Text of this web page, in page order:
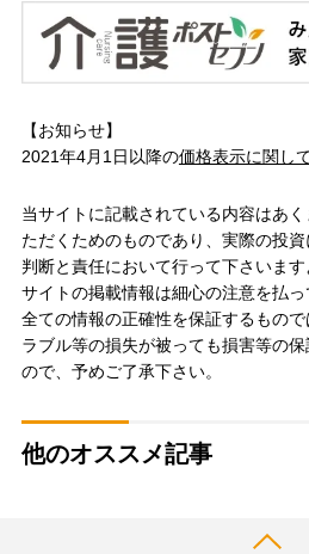
【お知らせ】
2021年4月1日以降の価格表示に関し
当サイトに記載されている内容はあ
ただくためのものであり、実際の投
判断と責任において行って下さいま
サイトの掲載情報は細心の注意を払
全ての情報の正確性を保証するもの
ラブル等の損失が被っても損害等の
ので、予めご了承下さい。
他のオススメ記事